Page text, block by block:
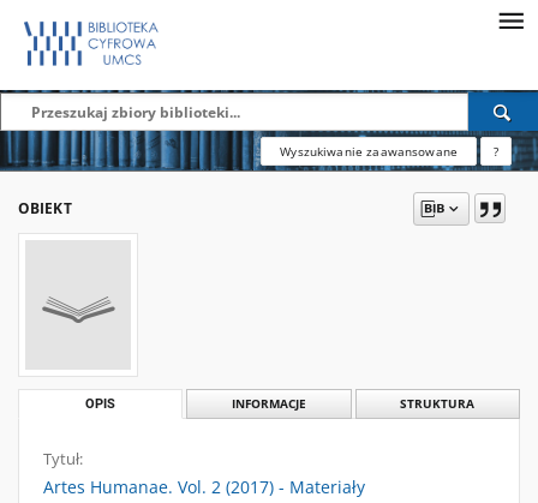
Wyszukiwanie zaawansowane ?
OBIEKT
OPIS INFORMACJE STRUKTURA
Tytuł:
Artes Humanae. Vol. 2 (2017) - Materiały